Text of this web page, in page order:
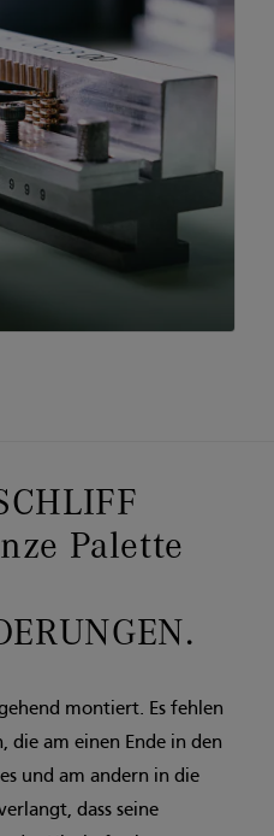
Palette
montiert. Es fehlen
die am einen Ende in den
und am andern in die
dass seine